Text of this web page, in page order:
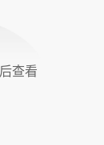
查看